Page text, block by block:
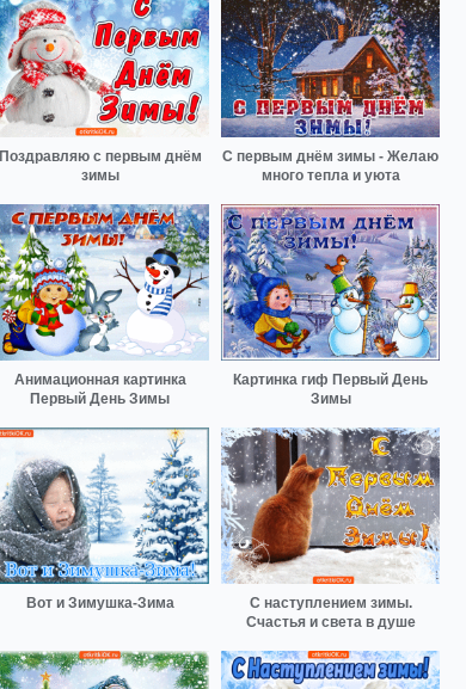
Поздравляю с первым днём
зимы
С первым днём зимы - Желаю
много тепла и уюта
Анимационная картинка
Первый День Зимы
Картинка гиф Первый День
Зимы
Вот и Зимушка-Зима
С наступлением зимы.
Счастья и света в душе